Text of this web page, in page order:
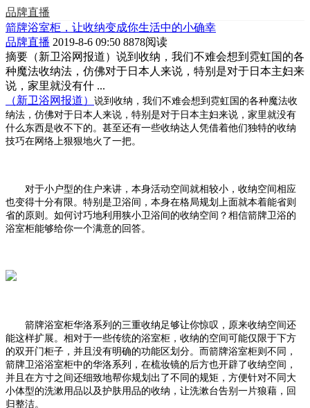
品牌直播
箭牌浴室柜，让收纳变成你生活中的小确幸
品牌直播 2019-8-6 09:50 8878阅读
摘要 （新卫浴网报道）说到收纳，我们不难会想到霓虹国的各
种魔法收纳法，仿佛对于日本人来说，特别是对于日本主妇来
说，家里就没有什 ...
（新卫浴网报道） 说到收纳，我们不难会想到霓虹国的各种魔法收
纳法，仿佛对于日本人来说，特别是对于日本主妇来说，家里就没有
什么东西是收不下的。甚至还有一些收纳达人凭借着他们独特的收纳
技巧在网络上狠狠地火了一把。
对于小户型的住户来讲，本身活动空间就相较小，收纳空间相应
也变得十分有限。特别是卫浴间，本身在格局规划上面就本着能省则
省的原则。如何讨巧地利用狭小卫浴间的收纳空间？相信箭牌卫浴的
浴室柜能够给你一个满意的回答。
箭牌浴室柜华洛系列的三重收纳足够让你惊叹，原来收纳空间还
能这样扩展。相对于一些传统的浴室柜，收纳的空间可能仅限于下方
的双开门柜子，并且没有明确的功能区划分。而箭牌浴室柜则不同，
箭牌卫浴浴室柜中的华洛系列，在梳妆镜的后方也开辟了收纳空间，
并且在方寸之间还细致地帮你规划出了不同的规矩，方便针对不同大
小体型的洗漱用品以及护肤用品的收纳，让洗漱台告别一片狼藉，回
归整洁。